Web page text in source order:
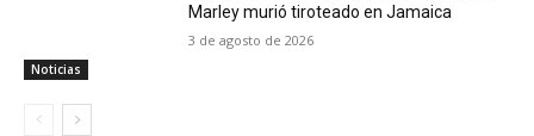
Noticias
Marley murió tiroteado en Jamaica
3 de agosto de 2026